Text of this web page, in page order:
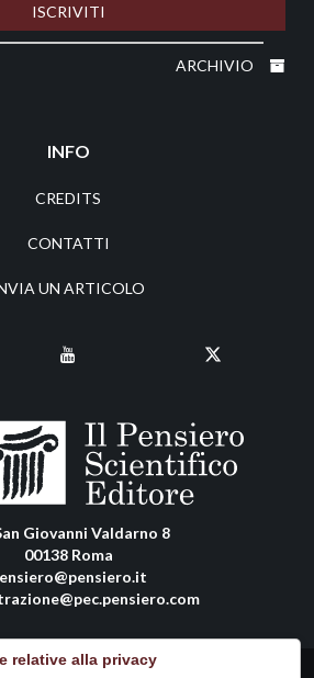
ISCRIVITI
ARCHIVIO
INFO
CREDITS
CONTATTI
UN ARTICOLO
Giovanni Valdarno 8
00138 Roma
- ISSN online: 2038-2480 |
relative alla privacy